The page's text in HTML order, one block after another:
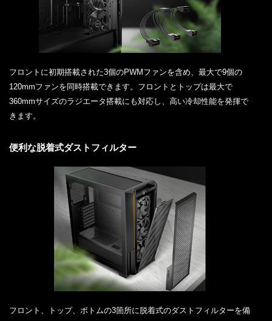
フロントに初期搭載された3個のPWMファンを含め、最大で9個の
120mmファンを同時搭載できます。フロントとトップは最大で
360mmサイズのラジエータ搭載にも対応し、高い冷却性能を発揮で
きます。
便利な脱着式ダストフィルター
フロント、トップ、ボトムの3箇所に脱着式のダストフィルターを備